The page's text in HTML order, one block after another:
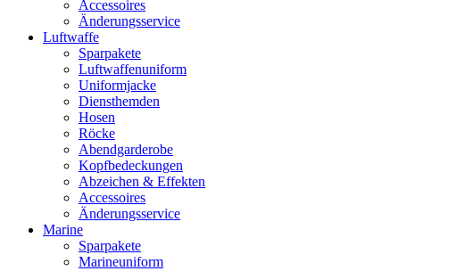
Accessoires
Änderungsservice
Luftwaffe
Sparpakete
Luftwaffenuniform
Uniformjacke
Diensthemden
Hosen
Röcke
Abendgarderobe
Kopfbedeckungen
Abzeichen & Effekten
Accessoires
Änderungsservice
Marine
Sparpakete
Marineuniform